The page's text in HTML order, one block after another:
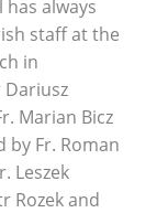
has always
staff at the
in
Dariusz
Marian Bicz
by Fr. Roman
Leszek
Rozek and